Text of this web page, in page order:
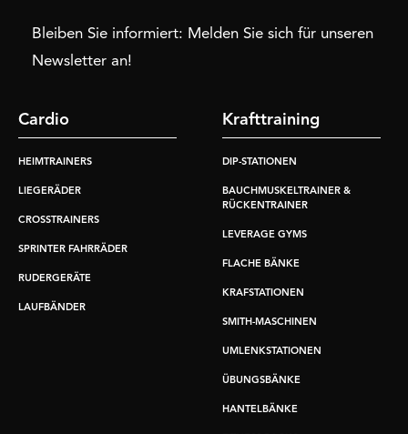
Bleiben Sie informiert: Melden Sie sich für unseren
Newsletter an!
Cardio
HEIMTRAINERS
LIEGERÄDER
CROSSTRAINERS
SPRINTER FAHRRÄDER
RUDERGERÄTE
LAUFBÄNDER
Krafttraining
DIP-STATIONEN
BAUCHMUSKELTRAINER &
RÜCKENTRAINER
LEVERAGE GYMS
FLACHE BÄNKE
KRAFSTATIONEN
SMITH-MASCHINEN
UMLENKSTATIONEN
ÜBUNGSBÄNKE
HANTELBÄNKE